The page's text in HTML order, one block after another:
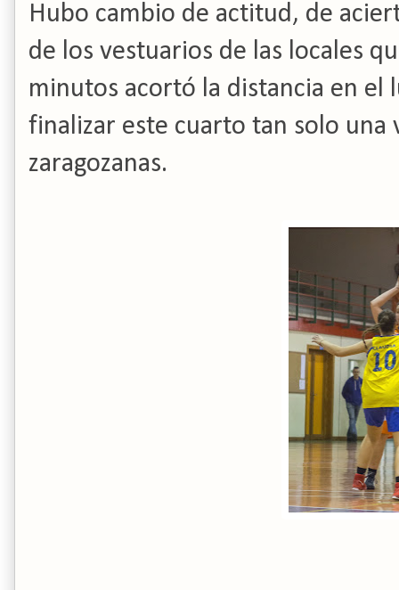
Hubo cambio de actitud, de
de los vestuarios de las locales
minutos acortó la distancia en el
finalizar este cuarto tan solo una
zaragozanas.